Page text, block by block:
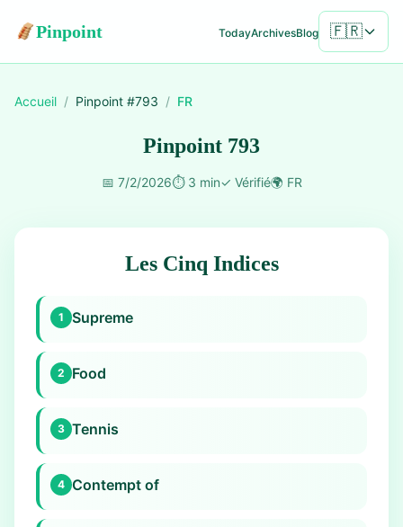
Pinpoint TodayArchivesBlog 🇫🇷
Accueil / Pinpoint #793 / FR
Pinpoint 793
📅 7/2/2026⏱️ 3 min✓ Vérifié🌍 FR
Les Cinq Indices
1 Supreme
2 Food
3 Tennis
4 Contempt of